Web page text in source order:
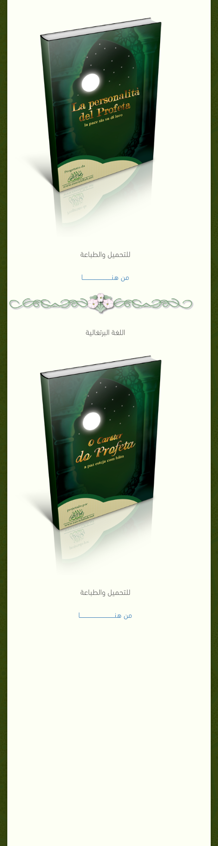
للتحميل والطباعة
من هنـــــــــــــــــــــــــــــا
اللغة البرتغالية
للتحميل والطباعة
من هنـــــــــــــــــــــــــــــــــــا